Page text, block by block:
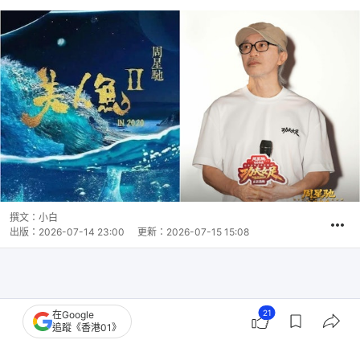
撰文： 小白
出版： 2026-07-14 23:00 更新： 2026-07-15 15:08
在Google
追蹤《香港01》
21